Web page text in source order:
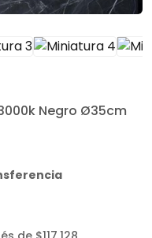
Negro Ø35cm